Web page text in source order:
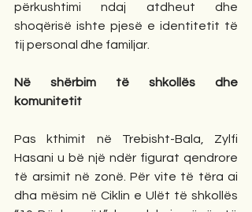
përkushtimi ndaj atdheut dhe
shoqërisë ishte pjesë e identitetit të
tij personal dhe familjar.
Në shërbim të shkollës dhe
komunitetit
Pas kthimit në Trebisht-Bala, Zylfi
Hasani u bë një ndër figurat qendrore
të arsimit në zonë. Për vite të tëra ai
dha mësim në Ciklin e Ulët të shkollës